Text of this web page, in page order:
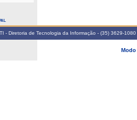
- Diretoria de Tecnologia da Informação - (35) 3629-
Modo